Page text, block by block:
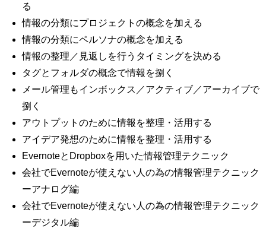
る
情報の分類にプロジェクトの概念を加える
情報の分類にペルソナの概念を加える
情報の整理／見返しを行うタイミングを決める
タグとフォルダの概念で情報を捌く
メール管理もインボックス／アクティブ／アーカイブで
捌く
アウトプットのために情報を整理・活用する
アイデア発想のために情報を整理・活用する
EvernoteとDropboxを用いた情報管理テクニック
会社でEvernoteが使えない人の為の情報管理テクニック
ーアナログ編
会社でEvernoteが使えない人の為の情報管理テクニック
ーデジタル編